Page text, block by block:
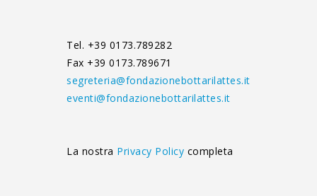
Tel. +39 0173.789282
Fax +39 0173.789671
segreteria@fondazionebottarilattes.it
eventi@fondazionebottarilattes.it
La nostra Privacy Policy completa